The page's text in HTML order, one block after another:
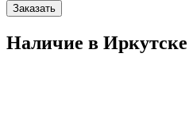
Заказать
Наличие в Иркутскe